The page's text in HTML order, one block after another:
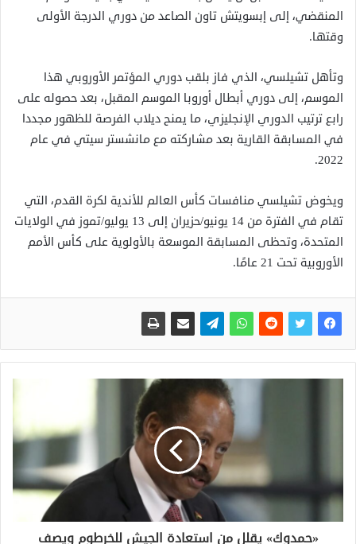
المنقضي، إلى إبسويتش تاون الصاعد من دوري الدرجة الأولى
وقتها.
وتأهل تشيلسي، الذي فاز بلقب دوري المؤتمر الأوروبي هذا
الموسم، إلى دوري أبطال أوروبا الموسم المقبل، بعد حصوله على
رابع ترتيب الدوري الإنجليزي، ما يمنح ديلاب الفرصة للظهور مجددا
في المسابقة القارية بعد مشاركته مع مانشستر سيتي في عام
2022.
ويخوض تشيلسي منافسات كأس العالم للأندية لكرة القدم، التي
تقام في الفترة من 14 يونيو/حزيران إلى 13 يوليو/تموز في الولايات
المتحدة، وتحظى المسابقة الموسعة بالأولوية على كأس الأمم
الأوروبية تحت 21 عامًا.
«حمدوك» يقلل من استعادة الجيش للخرطوم ويصف